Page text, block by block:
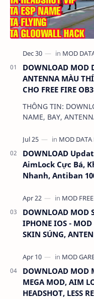
DOWNLOAD MOD
ANTENNA MÀU
CHO FREE FIRE
KHÔNG KHÓA NICK
THÔNG TIN: DOWNLOAD MOD DATA HEADSHOT, ESP
NAME, BAY,
KHÔN…
DOWNLOAD
AimLock Cực Bá,
Nhanh, Antiban
DOWNLOAD MOD
IPHONE IOS -
SKIN SÚNG,
DOWNLOAD MOD
MEGA MOD, AIM
HEADSHOT, LESS